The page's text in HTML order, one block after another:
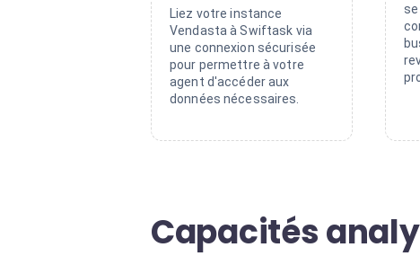
Liez votre instance
Vendasta à Swiftask via
une connexion sécurisée
pour permettre à votre
agent d'accéder aux
données nécessaires.
se
Capacités